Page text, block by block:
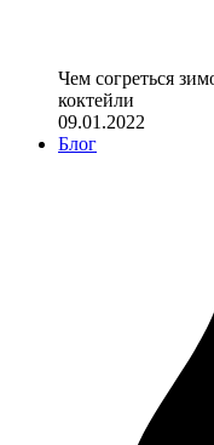
Чем согреться
коктейли
09.01.2022
Блог